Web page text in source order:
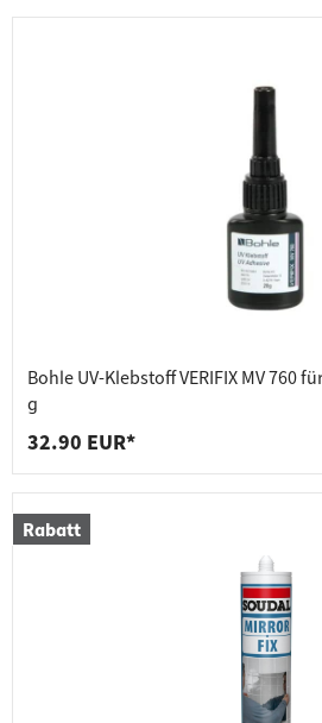
Bohle UV-Klebstoff VERIFIX MV 760
g
32.90 EUR*
Rabatt